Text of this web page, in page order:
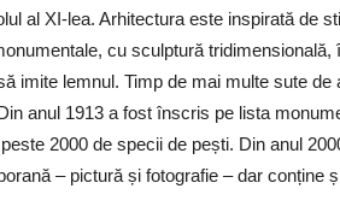
al XI-lea. Arhitectura este inspirată de
cu sculptură tridimensională,
imite lemnul. Timp de mai multe sute de
anul 1913 a fost înscris pe lista
2000 de specii de pești. Din anul
– pictură și fotografie – dar conține